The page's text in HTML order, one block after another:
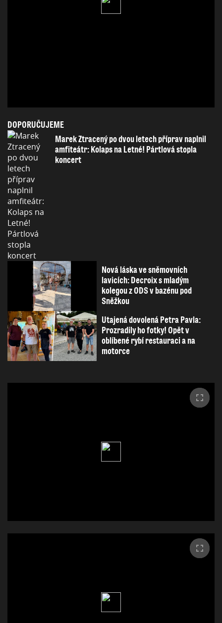
DOPORUČUJEME
Marek Ztracený po dvou letech příprav naplnil
amfiteátr: Kolaps na Letné! Pártlová stopla
koncert
Nová láska ve sněmovních
lavicích: Decroix s mladým
kolegou z ODS v bazénu pod
Sněžkou
Utajená dovolená Petra Pavla:
Prozradily ho fotky! Opět v
oblíbené rybí restauraci a na
motorce